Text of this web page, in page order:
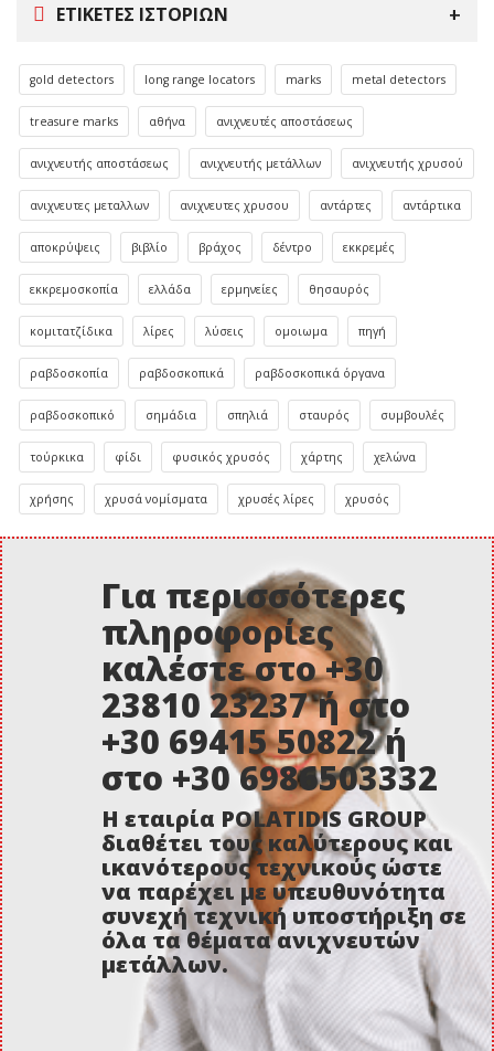
ΕΤΙΚΈΤΕΣ ΙΣΤΟΡΙΏΝ
gold detectors long range locators marks metal detectors
treasure marks αθήνα ανιχνευτές αποστάσεως
ανιχνευτής αποστάσεως ανιχνευτής μετάλλων ανιχνευτής χρυσού
ανιχνευτες μεταλλων ανιχνευτες χρυσου αντάρτες αντάρτικα
αποκρύψεις βιβλίο βράχος δέντρο εκκρεμές
εκκρεμοσκοπία ελλάδα ερμηνείες θησαυρός
κομιτατζίδικα λίρες λύσεις ομοιωμα πηγή
ραβδοσκοπία ραβδοσκοπικά ραβδοσκοπικά όργανα
ραβδοσκοπικό σημάδια σπηλιά σταυρός συμβουλές
τούρκικα φίδι φυσικός χρυσός χάρτης χελώνα
χρήσης χρυσά νομίσματα χρυσές λίρες χρυσός
Για περισσότερες
πληροφορίες
καλέστε στο +30
23810 23237 ή στο
+30 69415 50822 ή
στο +30 6986503332
Η εταιρία POLATIDIS GROUP
διαθέτει τους καλύτερους και
ικανότερους τεχνικούς ώστε
να παρέχει με υπευθυνότητα
συνεχή τεχνική υποστήριξη σε
όλα τα θέματα ανιχνευτών
μετάλλων.